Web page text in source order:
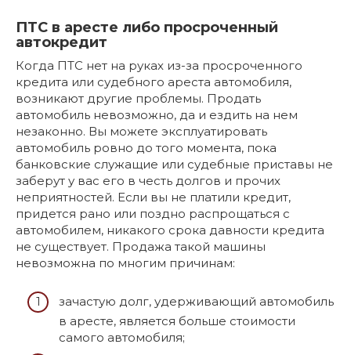
ПТС в аресте либо просроченный
автокредит
Когда ПТС нет на руках из-за просроченного
кредита или судебного ареста автомобиля,
возникают другие проблемы. Продать
автомобиль невозможно, да и ездить на нем
незаконно. Вы можете эксплуатировать
автомобиль ровно до того момента, пока
банковские служащие или судебные приставы не
заберут у вас его в честь долгов и прочих
неприятностей. Если вы не платили кредит,
придется рано или поздно распрощаться с
автомобилем, никакого срока давности кредита
не существует. Продажа такой машины
невозможна по многим причинам:
зачастую долг, удерживающий автомобиль
в аресте, является больше стоимости
самого автомобиля;